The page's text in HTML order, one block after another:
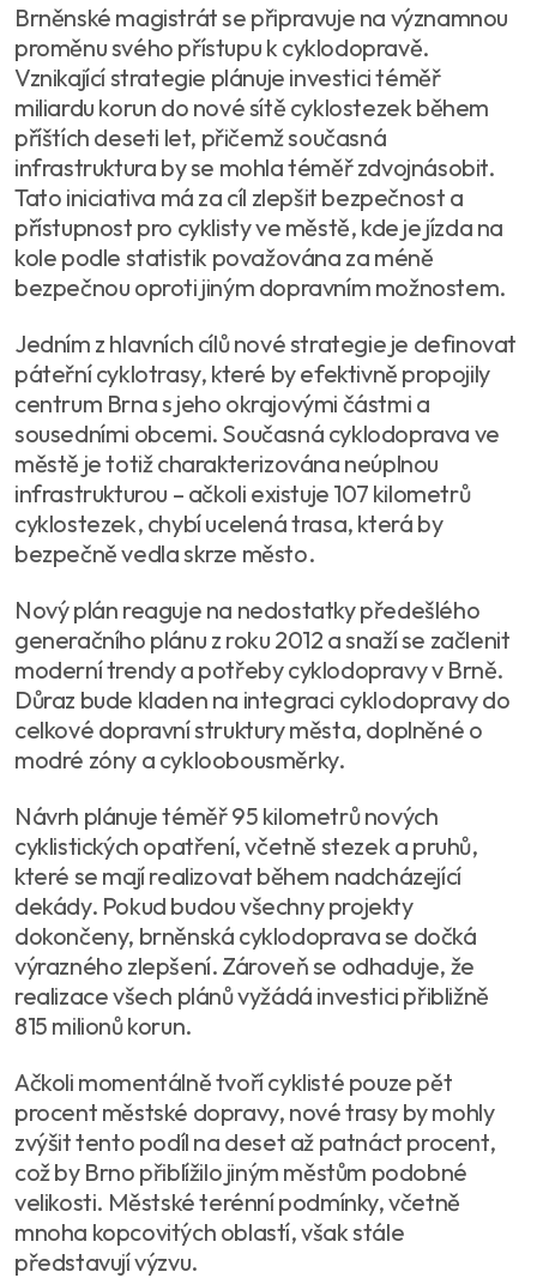
Brněnské magistrát se připravuje na významnou
proměnu svého přístupu k cyklodopravě.
Vznikající strategie plánuje investici téměř
miliardu korun do nové sítě cyklostezek během
příštích deseti let, přičemž současná
infrastruktura by se mohla téměř zdvojnásobit.
Tato iniciativa má za cíl zlepšit bezpečnost a
přístupnost pro cyklisty ve městě, kde je jízda na
kole podle statistik považována za méně
bezpečnou oproti jiným dopravním možnostem.
Jedním z hlavních cílů nové strategie je definovat
páteřní cyklotrasy, které by efektivně propojily
centrum Brna s jeho okrajovými částmi a
sousedními obcemi. Současná cyklodoprava ve
městě je totiž charakterizována neúplnou
infrastrukturou – ačkoli existuje 107 kilometrů
cyklostezek, chybí ucelená trasa, která by
bezpečně vedla skrze město.
Nový plán reaguje na nedostatky předešlého
generačního plánu z roku 2012 a snaží se začlenit
moderní trendy a potřeby cyklodopravy v Brně.
Důraz bude kladen na integraci cyklodopravy do
celkové dopravní struktury města, doplněné o
modré zóny a cykloobousměrky.
Návrh plánuje téměř 95 kilometrů nových
cyklistických opatření, včetně stezek a pruhů,
které se mají realizovat během nadcházející
dekády. Pokud budou všechny projekty
dokončeny, brněnská cyklodoprava se dočká
výrazného zlepšení. Zároveň se odhaduje, že
realizace všech plánů vyžádá investici přibližně
815 milionů korun.
Ačkoli momentálně tvoří cyklisté pouze pět
procent městské dopravy, nové trasy by mohly
zvýšit tento podíl na deset až patnáct procent,
což by Brno přiblížilo jiným městům podobné
velikosti. Městské terénní podmínky, včetně
mnoha kopcovitých oblastí, však stále
představují výzvu.